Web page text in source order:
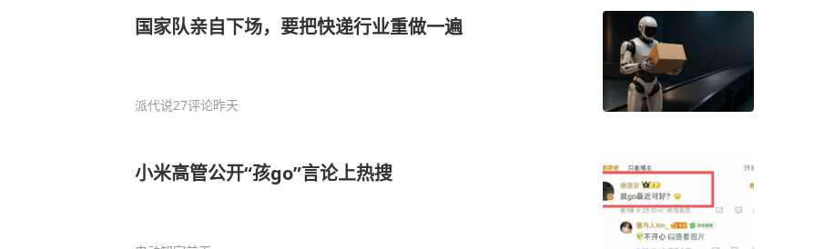
国家队亲自下场，要把快递行业重做一遍
派代说27评论昨天
小米高管公开“孩go”言论上热搜